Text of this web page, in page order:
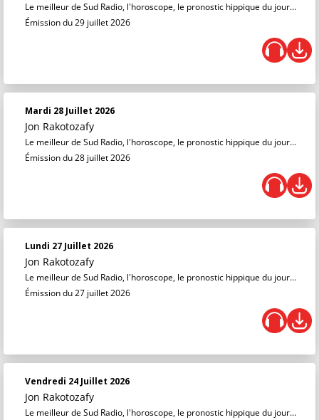
Le meilleur de Sud Radio, l'horoscope, le pronostic hippique du jour...
Émission du 29 juillet 2026
Mardi 28 Juillet 2026
Jon Rakotozafy
Le meilleur de Sud Radio, l'horoscope, le pronostic hippique du jour...
Émission du 28 juillet 2026
Lundi 27 Juillet 2026
Jon Rakotozafy
Le meilleur de Sud Radio, l'horoscope, le pronostic hippique du jour...
Émission du 27 juillet 2026
Vendredi 24 Juillet 2026
Jon Rakotozafy
Le meilleur de Sud Radio, l'horoscope, le pronostic hippique du jour...